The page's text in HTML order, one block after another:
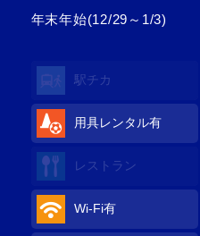
年末年始(12/29～1/3)
駅チカ
用具レンタル有
レストラン
Wi-Fi有